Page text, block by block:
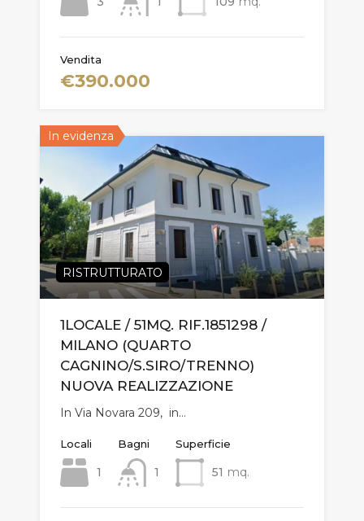
Vendita
€390.000
In evidenza
RISTRUTTURATO
1LOCALE / 51MQ. RIF.1851298 /
MILANO (QUARTO
CAGNINO/S.SIRO/TRENNO)
NUOVA REALIZZAZIONE
In Via Novara 209, in…
Locali
1
Bagni
1
Superficie
51 mq.